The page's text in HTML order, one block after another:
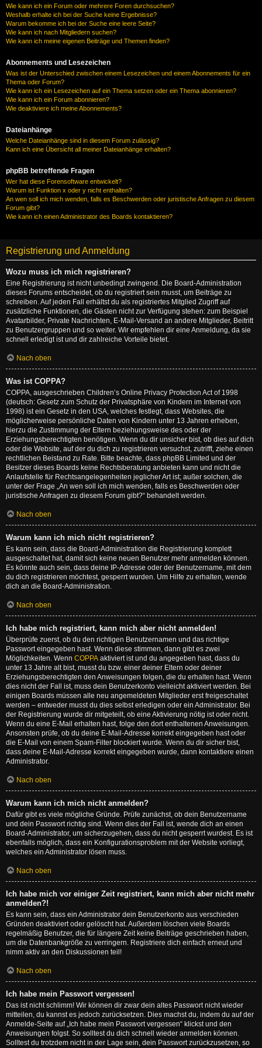
Wie kann ich ein Forum oder mehrere Foren durchsuchen?
Weshalb erhalte ich bei der Suche keine Ergebnisse?
Warum bekomme ich bei der Suche eine leere Seite?
Wie kann ich nach Mitgliedern suchen?
Wie kann ich meine eigenen Beiträge und Themen finden?
Abonnements und Lesezeichen
Was ist der Unterschied zwischen einem Lesezeichen und einem Abonnements für ein
Thema oder Forum?
Wie kann ich ein Lesezeichen auf ein Thema setzen oder ein Thema abonnieren?
Wie kann ich ein Forum abonnieren?
Wie deaktiviere ich meine Abonnements?
Dateianhänge
Welche Dateianhänge sind in diesem Forum zulässig?
Kann ich eine Übersicht all meiner Dateianhänge erhalten?
phpBB betreffende Fragen
Wer hat diese Forensoftware entwickelt?
Warum ist Funktion x oder y nicht enthalten?
An wen soll ich mich wenden, falls es Beschwerden oder juristische Anfragen zu diesem
Forum gibt?
Wie kann ich einen Administrator des Boards kontaktieren?
Registrierung und Anmeldung
Wozu muss ich mich registrieren?
Eine Registrierung ist nicht unbedingt zwingend. Die Board-Administration
dieses Forums entscheidet, ob du registriert sein musst, um Beiträge zu
schreiben. Auf jeden Fall erhältst du als registriertes Mitglied Zugriff auf
zusätzliche Funktionen, die Gästen nicht zur Verfügung stehen: zum Beispiel
Avatarbilder, Private Nachrichten, E-Mail-Versand an andere Mitglieder, Beitritt
zu Benutzergruppen und so weiter. Wir empfehlen dir eine Anmeldung, da sie
schnell erledigt ist und dir zahlreiche Vorteile bietet.
Nach oben
Was ist COPPA?
COPPA, ausgeschrieben Children’s Online Privacy Protection Act of 1998
(deutsch: Gesetz zum Schutz der Privatsphäre von Kindern im Internet von
1998) ist ein Gesetz in den USA, welches festlegt, dass Websites, die
möglicherweise persönliche Daten von Kindern unter 13 Jahren erheben,
hierzu die Zustimmung der Eltern beziehungsweise des oder der
Erziehungsberechtigten benötigen. Wenn du dir unsicher bist, ob dies auf dich
oder die Website, auf der du dich zu registrieren versuchst, zutrifft, ziehe einen
rechtlichen Beistand zu Rate. Bitte beachte, dass phpBB Limited und der
Besitzer dieses Boards keine Rechtsberatung anbieten kann und nicht die
Anlaufstelle für Rechtsangelegenheiten jeglicher Art ist; außer solchen, die
unter der Frage „An wen soll ich mich wenden, falls es Beschwerden oder
juristische Anfragen zu diesem Forum gibt?“ behandelt werden.
Nach oben
Warum kann ich mich nicht registrieren?
Es kann sein, dass die Board-Administration die Registrierung komplett
ausgeschaltet hat, damit sich keine neuen Benutzer mehr anmelden können.
Es könnte auch sein, dass deine IP-Adresse oder der Benutzername, mit dem
du dich registrieren möchtest, gesperrt wurden. Um Hilfe zu erhalten, wende
dich an die Board-Administration.
Nach oben
Ich habe mich registriert, kann mich aber nicht anmelden!
Überprüfe zuerst, ob du den richtigen Benutzernamen und das richtige
Passwort eingegeben hast. Wenn diese stimmen, dann gibt es zwei
Möglichkeiten. Wenn COPPA aktiviert ist und du angegeben hast, dass du
unter 13 Jahre alt bist, musst du bzw. einer deiner Eltern oder deiner
Erziehungsberechtigten den Anweisungen folgen, die du erhalten hast. Wenn
dies nicht der Fall ist, muss dein Benutzerkonto vielleicht aktiviert werden. Bei
einigen Boards müssen alle neu angemeldeten Mitglieder erst freigeschaltet
werden – entweder musst du dies selbst erledigen oder ein Administrator. Bei
der Registrierung wurde dir mitgeteilt, ob eine Aktivierung nötig ist oder nicht.
Wenn du eine E-Mail erhalten hast, folge den dort enthaltenen Anweisungen.
Ansonsten prüfe, ob du deine E-Mail-Adresse korrekt eingegeben hast oder
die E-Mail von einem Spam-Filter blockiert wurde. Wenn du dir sicher bist,
dass deine E-Mail-Adresse korrekt eingegeben wurde, dann kontaktiere einen
Administrator.
Nach oben
Warum kann ich mich nicht anmelden?
Dafür gibt es viele mögliche Gründe. Prüfe zunächst, ob dein Benutzername
und dein Passwort richtig sind. Wenn dies der Fall ist, wende dich an einen
Board-Administrator, um sicherzugehen, dass du nicht gesperrt wurdest. Es ist
ebenfalls möglich, dass ein Konfigurationsproblem mit der Website vorliegt,
welches ein Administrator lösen muss.
Nach oben
Ich habe mich vor einiger Zeit registriert, kann mich aber nicht mehr
anmelden?!
Es kann sein, dass ein Administrator dein Benutzerkonto aus verschieden
Gründen deaktiviert oder gelöscht hat. Außerdem löschen viele Boards
regelmäßig Benutzer, die für längere Zeit keine Beiträge geschrieben haben,
um die Datenbankgröße zu verringern. Registriere dich einfach erneut und
nimm aktiv an den Diskussionen teil!
Nach oben
Ich habe mein Passwort vergessen!
Das ist nicht schlimm! Wir können dir zwar dein altes Passwort nicht wieder
mitteilen, du kannst es jedoch zurücksetzen. Dies machst du, indem du auf der
Anmelde-Seite auf „Ich habe mein Passwort vergessen“ klickst und den
Anweisungen folgst. So solltest du dich schnell wieder anmelden können.
Solltest du trotzdem nicht in der Lage sein, dein Passwort zurückzusetzen, so